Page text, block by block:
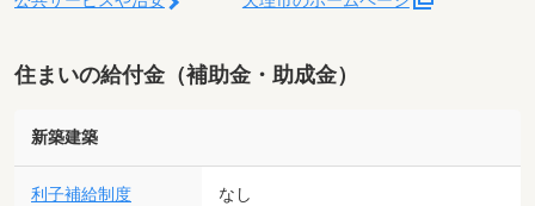
住まいの給付金（補助金・助成金）
新築建築
利子補給制度 なし